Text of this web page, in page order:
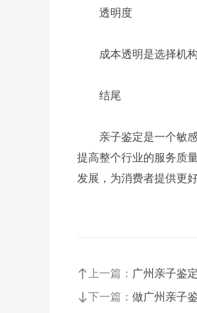
透明度
成本透明是选择机构
结尾
亲子鉴定是一个敏感
提高整个行业的服务质
发展，为消费者提供更
上一篇： 广州亲子鉴
下一篇： 做广州亲子